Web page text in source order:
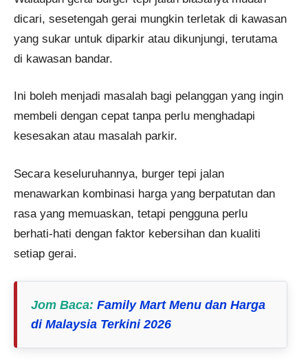
dicari, sesetengah gerai mungkin terletak di kawasan
yang sukar untuk diparkir atau dikunjungi, terutama
di kawasan bandar.
Ini boleh menjadi masalah bagi pelanggan yang ingin
membeli dengan cepat tanpa perlu menghadapi
kesesakan atau masalah parkir​.
Secara keseluruhannya, burger tepi jalan
menawarkan kombinasi harga yang berpatutan dan
rasa yang memuaskan, tetapi pengguna perlu
berhati-hati dengan faktor kebersihan dan kualiti
setiap gerai.
Jom Baca: Family Mart Menu dan Harga
di Malaysia Terkini 2026